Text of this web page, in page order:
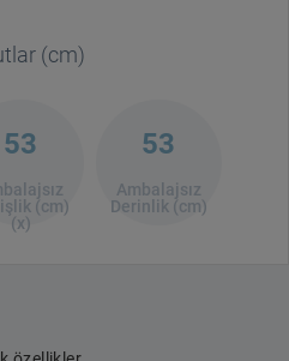
(cm)
53
(cm)
(x)
53
Ambalajsız
Derinlik (cm)